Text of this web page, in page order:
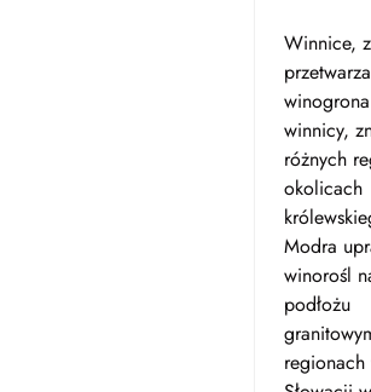
Winnice,
winnicy,
różnych
okolicach
Modra
winorośl
podłożu